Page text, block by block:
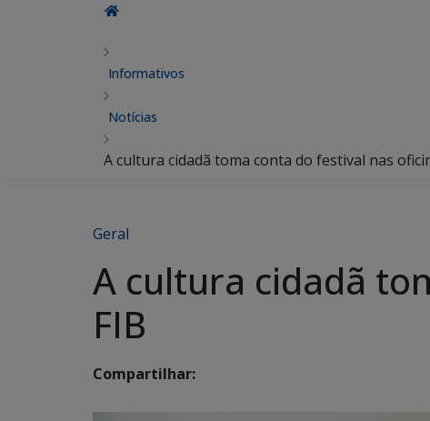
Informativos
Notícias
A cultura cidadã toma conta do festival nas
Geral
A cultura cidadã
FIB
Compartilhar: